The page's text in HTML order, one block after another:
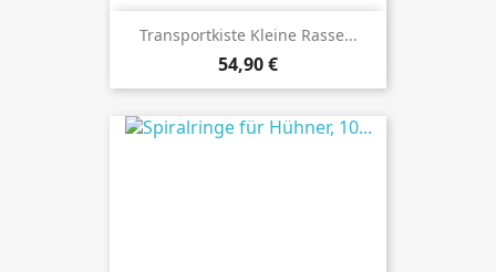
Transportkiste Kleine Rasse...
Preis
54,90 €